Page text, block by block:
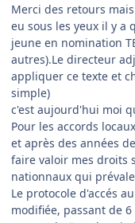
Merci des retours
eu sous les yeux il y a
jeune en nomination
autres).Le directeur
appliquer ce texte et
simple)
c'est aujourd'hui moi
Pour les accords
et après des années
faire valoir mes droits
nationnaux qui
Le protocole d'accés
modifiée, passant de